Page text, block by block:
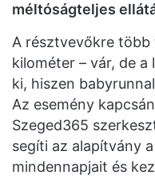
méltóságteljes
A résztvevőkre több
kilométer – vár, de a
ki, hiszen
Az esemény
Szeged365
segíti az alapítvány
mindennapjait és